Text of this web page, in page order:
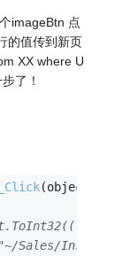
imageBtn 点
的值传到新页
XX where U
了！
(object
Sales/